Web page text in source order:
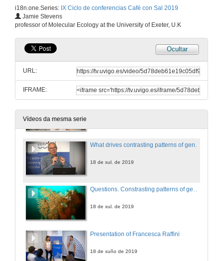
i18n.one.Series: IX Ciclo de conferencias Café con Sal 2019
Jamie Stevens
professor of Molecular Ecology at the University of Exeter, U.K
Ocultar
URL:
IFRAME:
Vídeos da mesma serie
18 de xul. de 2019
Studies into coastal seabirds: understanding the importance of currents, topography and meteorology when estimating responses to environmental change
Conference
18 de xul. de 2019
Questions. Studies into costatal seabirds: understanding the imortance of currents, topography and meteorology when estimating responses to environmental change
18 de xul. de 2019
Questions. Constrasting patterns of genetic connectivity in two northeast Atlantic octocorals
18 de xul. de 2019
Presentation of Francesca Raffini
18 de xuño de 2019